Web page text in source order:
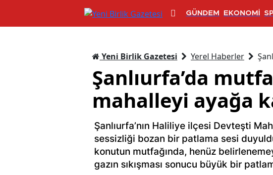
GÜNDEM EKONOMİ
Yeni Birlik Gazetesi Yerel Haberler
Şanlıurfa’da
mahalleyi ayağa
Şanlıurfa’nın Haliliye ilçesi Devteşti
sessizliği bozan bir patlama sesi
konutun mutfağında, henüz
gazın sıkışması sonucu büyük bir